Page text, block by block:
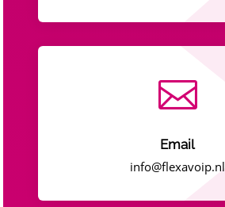

Email
info@flexavoip.nl